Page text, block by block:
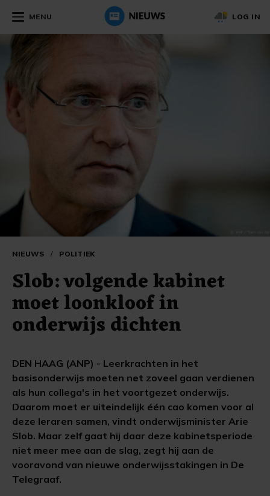
MENU LOG IN
NIEUWS / POLITIEK
Slob: volgende kabinet
moet loonkloof in
onderwijs dichten
DEN HAAG (ANP) - Leerkrachten in het
basisonderwijs moeten net zoveel gaan verdienen
als hun collega's in het voortgezet onderwijs.
Daarom moet er uiteindelijk één cao komen voor al
deze leraren samen, vindt onderwijsminister Arie
Slob. Maar zelf gaat hij daar deze kabinetsperiode
niet meer mee aan de slag, zegt hij aan de
vooravond van nieuwe onderwijsstakingen in De
Telegraaf.